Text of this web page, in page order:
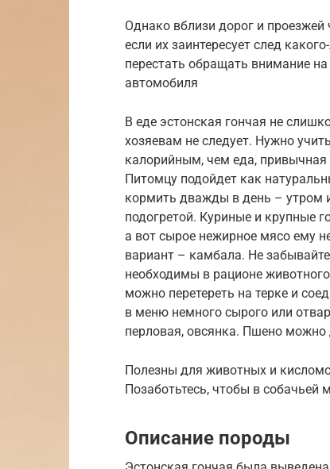
Однако вблизи дорог и проезжей
если их заинтересует след
перестать обращать внимание
автомобиля
В еде эстонская гончая не
хозяевам не следует. Нужно
калорийным, чем еда,
Питомцу подойдет как
кормить дважды в день – утром
подогретой. Куриные и крупные
а вот сырое нежирное мясо ему
вариант – камбала. Не
необходимы в рационе
можно перетереть на терке и
в меню немного сырого или
перловая, овсянка. Пшено
Полезны для животных и
Позаботьтесь, чтобы в собачьей
Описание породы